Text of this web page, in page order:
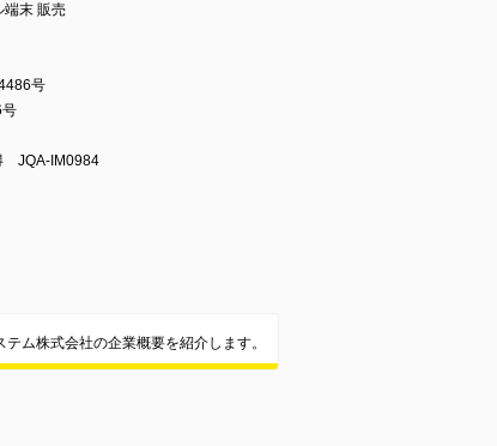
端末 販売
号
JQA-IM0984
テム株式会社の企業概要を紹介します。